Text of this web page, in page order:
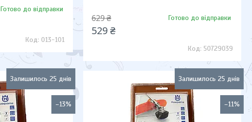
Готово до відправки
013-101
629 ₴
529 ₴
Готово до відправки
50729039
–13%
Залишилось 25 днів
–11%
Залишилось 25 днів